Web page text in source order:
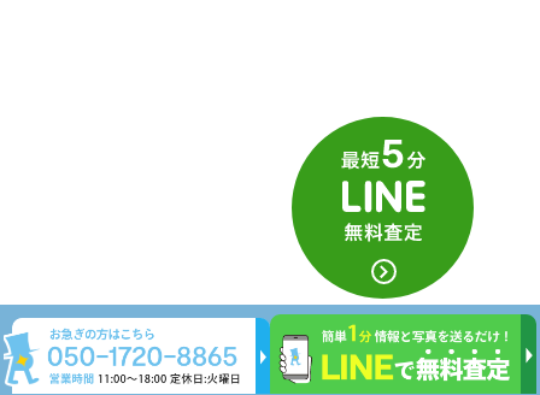
買取専門店TOKAIは京都府内に13店舗あり、そのうち10